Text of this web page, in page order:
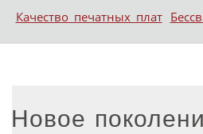
Качество печатных плат
Новое